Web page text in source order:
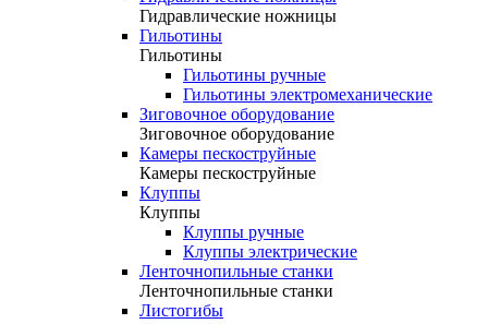
Гидравлические ножницы
Гильотины
Гильотины
Гильотины ручные
Гильотины электромеханические
Зиговочное оборудование
Зиговочное оборудование
Камеры пескоструйные
Камеры пескоструйные
Клуппы
Клуппы
Клуппы ручные
Клуппы электрические
Ленточнопильные станки
Ленточнопильные станки
Листогибы